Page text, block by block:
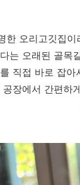
한 오리고깃집이
는 오래된 골목
직접 바로 잡
공장에서 간편하